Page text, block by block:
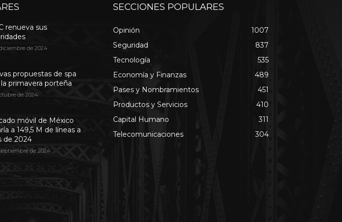
renueva sus
de 2024
propuestas de spa
la primavera porteña
de 2024
móvil de México
a 149,5 M de líneas a
de 2024
de 2024
SECCIONES POPULARES
Opinión
1007
Seguridad
837
Tecnología
535
Economía y Finanzas
489
Pases y Nombramientos
451
Productos y Servicios
410
Capital Humano
311
Telecomunicaciones
304